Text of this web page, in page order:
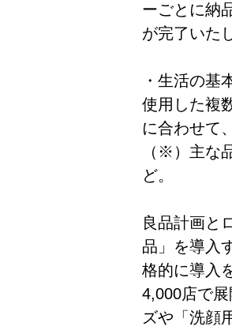
ーごとに納
が完了いた
・生活の基
使用した複
に合わせて
（※）主な
ど。
良品計画と
品」を導入
格的に導入
4,000店で
ズや「洗顔